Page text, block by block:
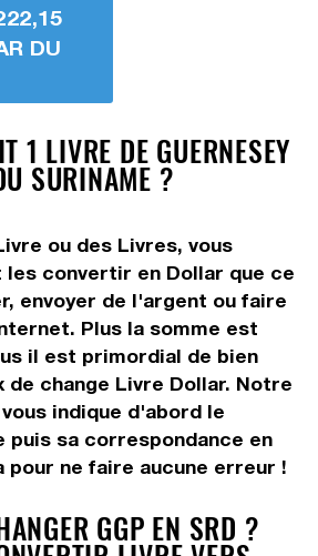
DU
1 LIVRE DE GUERNESEY
SURINAME ?
ou des Livres, vous
les convertir en Dollar que ce
envoyer de l'argent ou faire
Plus la somme est
il est primordial de bien
de change Livre Dollar. Notre
indique d'abord le
puis sa correspondance en
pour ne faire aucune erreur !
GGP EN SRD ?